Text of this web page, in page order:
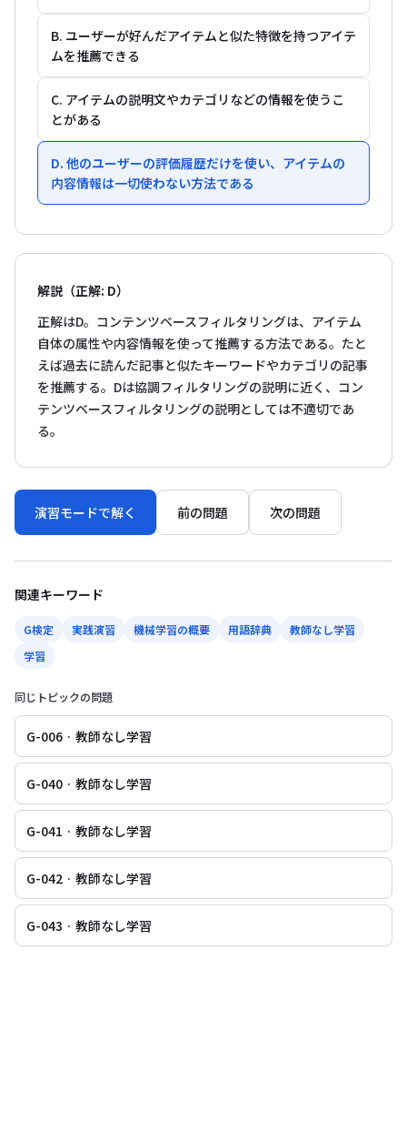
B. ユーザーが好んだアイテムと似た特徴を持つアイテ
ムを推薦できる
C. アイテムの説明文やカテゴリなどの情報を使うこ
とがある
D. 他のユーザーの評価履歴だけを使い、アイテムの
内容情報は一切使わない方法である
解説（正解: D）
正解はD。コンテンツベースフィルタリングは、アイテム
自体の属性や内容情報を使って推薦する方法である。たと
えば過去に読んだ記事と似たキーワードやカテゴリの記事
を推薦する。Dは協調フィルタリングの説明に近く、コン
テンツベースフィルタリングの説明としては不適切であ
る。
演習モードで解く 前の問題 次の問題
関連キーワード
G検定 実践演習 機械学習の概要 用語辞典
教師なし学習
学習
同じトピックの問題
G-006 · 教師なし学習
G-040 · 教師なし学習
G-041 · 教師なし学習
G-042 · 教師なし学習
G-043 · 教師なし学習